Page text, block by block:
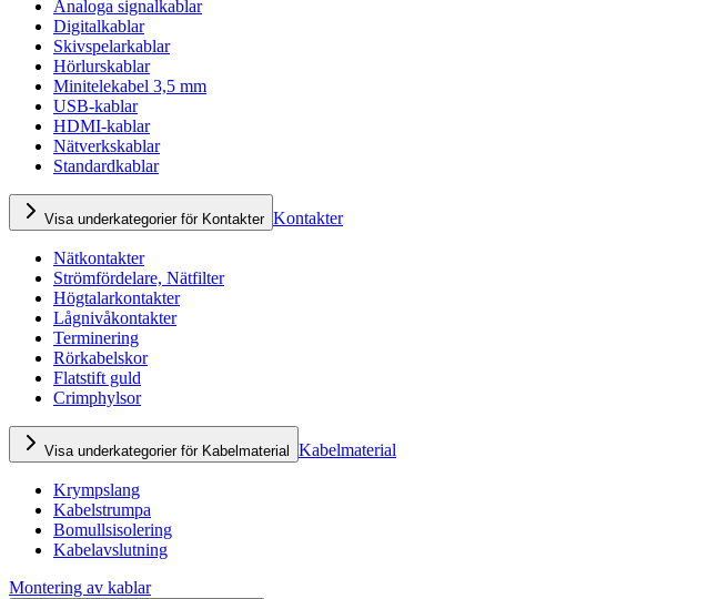
Analoga signalkablar
Digitalkablar
Skivspelarkablar
Hörlurskablar
Minitelekabel 3,5 mm
USB-kablar
HDMI-kablar
Nätverkskablar
Standardkablar
Visa underkategorier för Kontakter Kontakter
Nätkontakter
Strömfördelare, Nätfilter
Högtalarkontakter
Lågnivåkontakter
Terminering
Rörkabelskor
Flatstift guld
Crimphylsor
Visa underkategorier för Kabelmaterial Kabelmaterial
Krympslang
Kabelstrumpa
Bomullsisolering
Kabelavslutning
Montering av kablar